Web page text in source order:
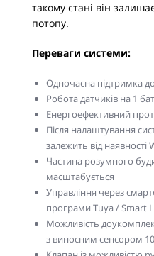
такому стані він
потопу.
Переваги системи:
Одночасна підтримка
Робота датчиків на 1
Енергоефективний
Після налаштування
залежить від наявності
Частина розумного
масштабується
Управління через
програми Tuya / Smart
Можливість
з виносним сенсором